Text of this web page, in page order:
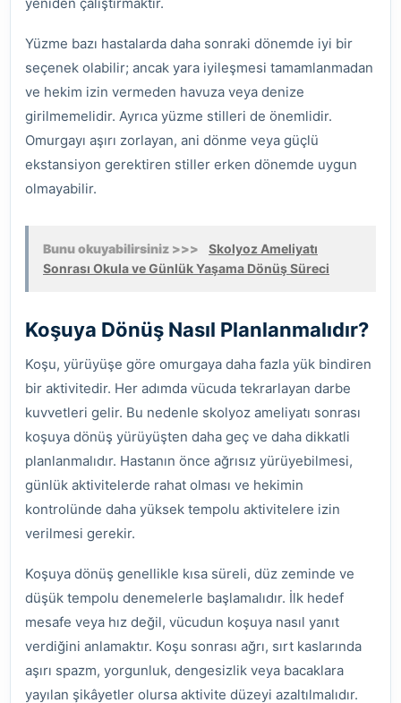
Yüzme bazı hastalarda daha sonraki dönemde iyi bir
seçenek olabilir; ancak yara iyileşmesi tamamlanmadan
ve hekim izin vermeden havuza veya denize
girilmemelidir. Ayrıca yüzme stilleri de önemlidir.
Omurgayı aşırı zorlayan, ani dönme veya güçlü
ekstansiyon gerektiren stiller erken dönemde uygun
olmayabilir.
Bunu okuyabilirsiniz >>>
Skolyoz Ameliyatı
Sonrası Okula ve Günlük Yaşama Dönüş Süreci
Koşuya Dönüş Nasıl Planlanmalıdır?
Koşu, yürüyüşe göre omurgaya daha fazla yük bindiren
bir aktivitedir. Her adımda vücuda tekrarlayan darbe
kuvvetleri gelir. Bu nedenle skolyoz ameliyatı sonrası
koşuya dönüş yürüyüşten daha geç ve daha dikkatli
planlanmalıdır. Hastanın önce ağrısız yürüyebilmesi,
günlük aktivitelerde rahat olması ve hekimin
kontrolünde daha yüksek tempolu aktivitelere izin
verilmesi gerekir.
Koşuya dönüş genellikle kısa süreli, düz zeminde ve
düşük tempolu denemelerle başlamalıdır. İlk hedef
mesafe veya hız değil, vücudun koşuya nasıl yanıt
verdiğini anlamaktır. Koşu sonrası ağrı, sırt kaslarında
aşırı spazm, yorgunluk, dengesizlik veya bacaklara
yayılan şikâyetler olursa aktivite düzeyi azaltılmalıdır.